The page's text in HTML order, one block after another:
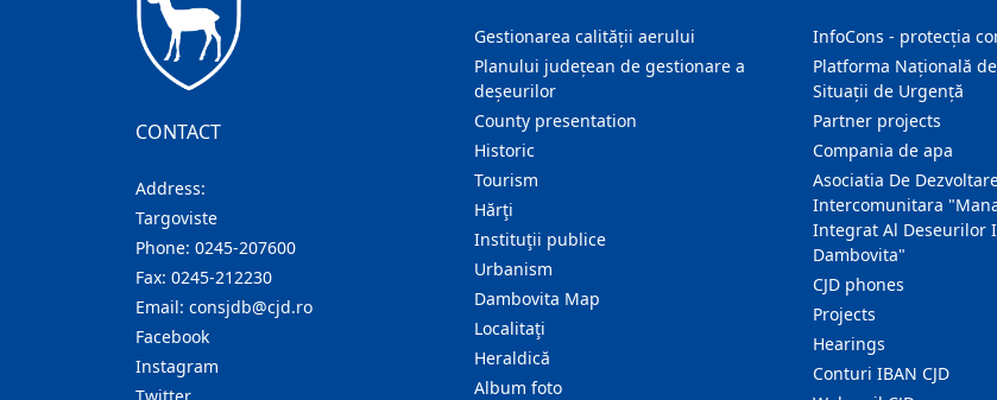
CONTACT
Address:
Targoviste
Phone: 0245-207600
Fax: 0245-212230
Email: consjdb@cjd.ro
Facebook
Instagram
Gestionarea calității aerului
Planului județean de gestionare a
deșeurilor
County presentation
Historic
Tourism
Hărţi
Instituţii publice
Urbanism
Dambovita Map
Localitaţi
Heraldică
Album foto
InfoCons - protecția
Platforma Națională
Situații de Urgență
Partner projects
Compania de apa
Asociatia De
Intercomunitara
Integrat Al Deseurilor
Dambovita"
CJD phones
Projects
Hearings
Conturi IBAN CJD